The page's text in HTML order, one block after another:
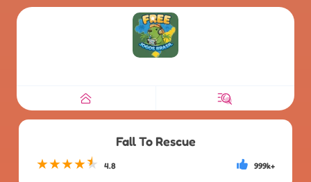
Fall To Rescue
★★★★★ 4.8 999k+